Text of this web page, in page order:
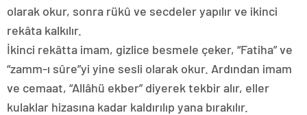
olarak okur, sonra rükû ve secdeler yapılır ve ikinci
rekâta kalkılır.
İkinci rekâtta imam, gizlice besmele çeker, “Fatiha” ve
“zamm-ı sûre”yi yine sesli olarak okur. Ardından imam
ve cemaat, “Allâhü ekber” diyerek tekbir alır, eller
kulaklar hizasına kadar kaldırılıp yana bırakılır.